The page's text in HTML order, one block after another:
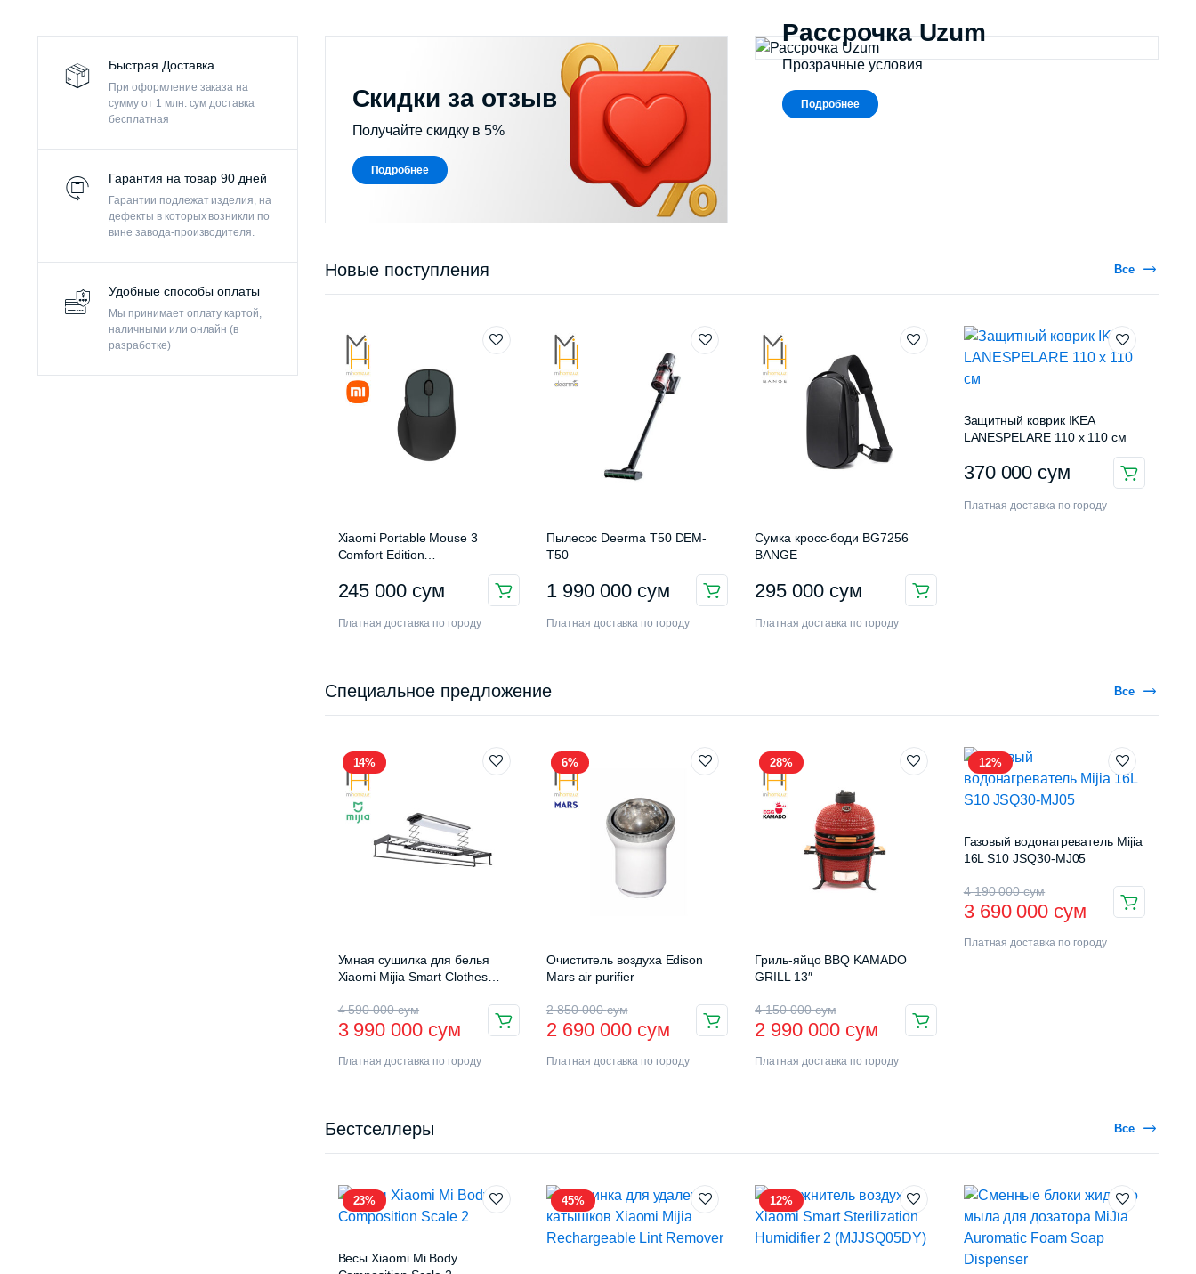
Быстрая Доставка
При оформление заказа на
сумму от 1 млн. сум доставка
бесплатная
Гарантия на товар 90 дней
Гарантии подлежат изделия, на
дефекты в которых возникли по
вине завода-производителя.
Удобные способы оплаты
Мы принимает оплату картой,
наличными или онлайн (в
разработке)
Скидки за отзыв
Получайте скидку в 5%
Подробнее
Рассрочка Uzum
Прозрачные условия
Подробнее
Новые поступления Все
Xiaomi Portable Mouse 3
Comfort Edition
245 000 сум
Платная доставка по городу
Пылесос Deerma T50 DEM-
T50
1 990 000 сум
Платная доставка по городу
Сумка кросс-боди BG7256
BANGE
295 000 сум
Платная доставка по городу
Защитный коврик IKEA
LANESPELARE 110 x 110 см
370 000 сум
Платная доставка по городу
Специальное предложение Все
14%
Умная сушилка для белья
Xiaomi Mijia Smart Clothes
4 590 000сум
3 990 000 сум
Платная доставка по городу
6%
Очиститель воздуха Edison
Mars air purifier
2 850 000сум
2 690 000 сум
Платная доставка по городу
28%
Гриль-яйцо BBQ KAMADO
GRILL 13″
4 150 000сум
2 990 000 сум
Платная доставка по городу
12%
Газовый водонагреватель Mijia
16L S10 JSQ30-MJ05
4 190 000сум
3 690 000 сум
Платная доставка по городу
Бестселлеры Все
23%
Весы Xiaomi Mi Body
45% 12%